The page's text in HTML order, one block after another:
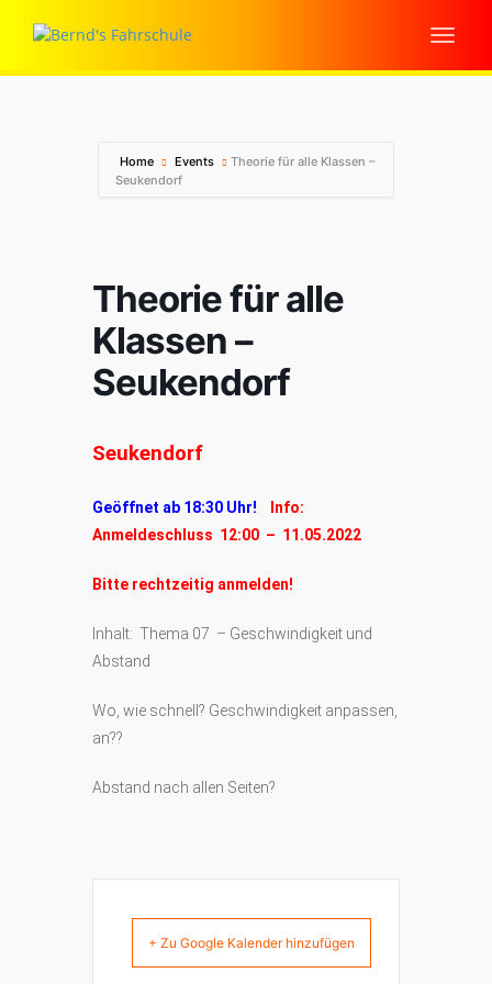
Home Events
Theorie für alle Klassen –
Seukendorf
Theorie für alle
Klassen –
Seukendorf
Seukendorf
Geöffnet ab 18:30 Uhr!
Info:
Anmeldeschluss 12:00 – 11.05.2022
Bitte rechtzeitig anmelden!
Inhalt: Thema 07 – Geschwindigkeit und
Abstand
Wo, wie schnell? Geschwindigkeit anpassen,
an??
Abstand nach allen Seiten?
+ Zu Google Kalender hinzufügen